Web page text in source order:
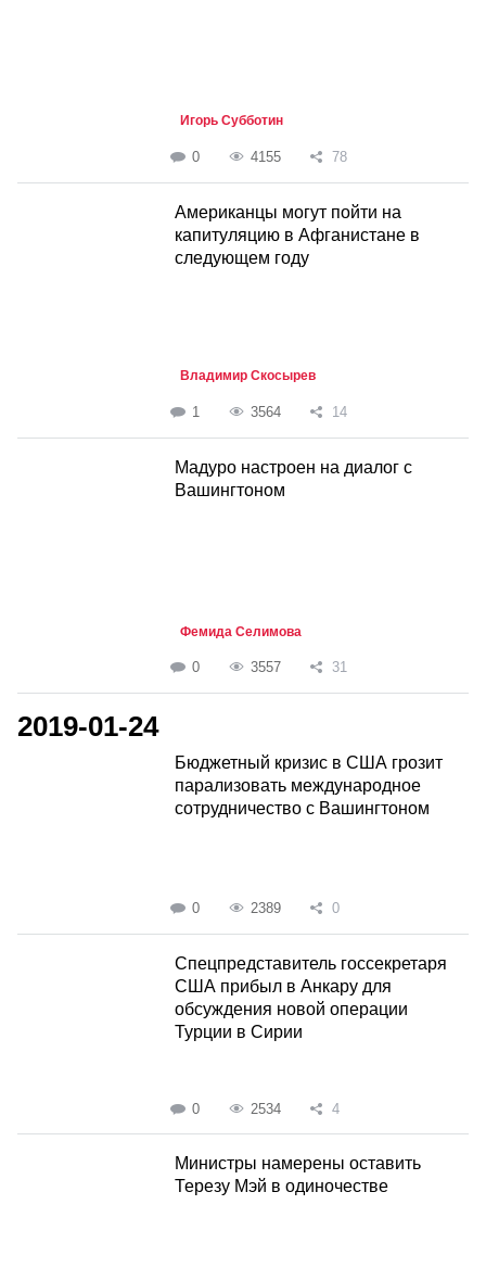
Игорь Субботин
0 4155 78
Американцы могут пойти на
капитуляцию в Афганистане в
следующем году
Владимир Скосырев
1 3564 14
Мадуро настроен на диалог с
Вашингтоном
Фемида Селимова
0 3557 31
2019-01-24
Бюджетный кризис в США грозит
парализовать международное
сотрудничество с Вашингтоном
0 2389 0
Спецпредставитель госсекретаря
США прибыл в Анкару для
обсуждения новой операции
Турции в Сирии
0 2534 4
Министры намерены оставить
Терезу Мэй в одиночестве